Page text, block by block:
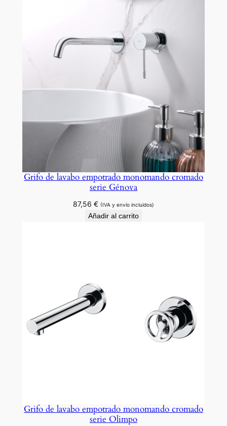
Grifo de lavabo empotrado monomando cromado
serie Génova
87,56 € (IVA y envío incluidos)
Añadir al carrito
Grifo de lavabo empotrado monomando cromado
serie Olimpo